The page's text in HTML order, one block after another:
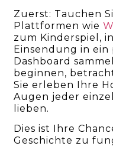
Zuerst: Tauchen
Plattformen wie
zum Kinderspiel,
Einsendung in ein
Dashboard
beginnen,
Sie erleben Ihre
Augen jeder
lieben.
Dies ist Ihre
Geschichte zu